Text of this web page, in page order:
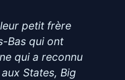
petit frère
Bas qui ont
qui a reconnu
States, Big